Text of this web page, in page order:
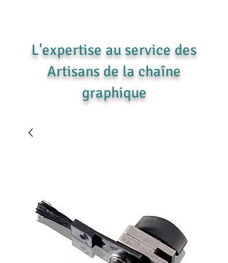
L'expertise au service des
Artisans de la chaîne
graphique